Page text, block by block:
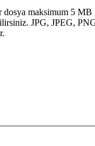
dosya maksimum 5 MB
JPG, JPEG,